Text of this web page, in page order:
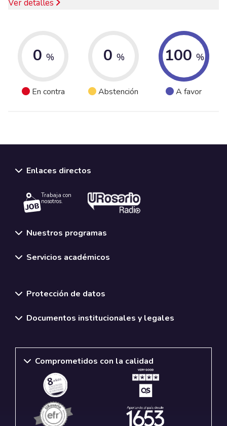
Ver detalles
0 %
En contra
0 %
Abstención
100 %
A favor
Enlaces directos
Trabaja con
nosotros.
Nuestros programas
Servicios académicos
Protección de datos
Documentos institucionales y legales
Comprometidos con la calidad